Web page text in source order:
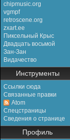
chipmusic.org
vgmpf
retroscene.org
zxart.ee
Пиксельный Крыс
Двадцать восьмой
Зан-Зан
Видачество
Инструменты
Ссылки сюда
Связанные правки
Atom
Спецстраницы
Сведения о странице
Профиль